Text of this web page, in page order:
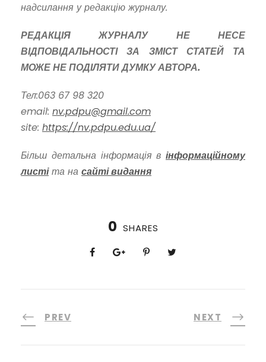
надсилання у редакцію журналу.
РЕДАКЦІЯ ЖУРНАЛУ НЕ НЕСЕ
ВІДПОВІДАЛЬНОСТІ ЗА ЗМІСТ СТАТЕЙ ТА
МОЖЕ НЕ ПОДІЛЯТИ ДУМКУ АВТОРА.
Тел:063 67 98 320
email: nv.pdpu@gmail.com
site: https://nv.pdpu.edu.ua/
Більш детальна інформація в інформаційному
листіта на сайті видання
0 SHARES
PREV NEXT